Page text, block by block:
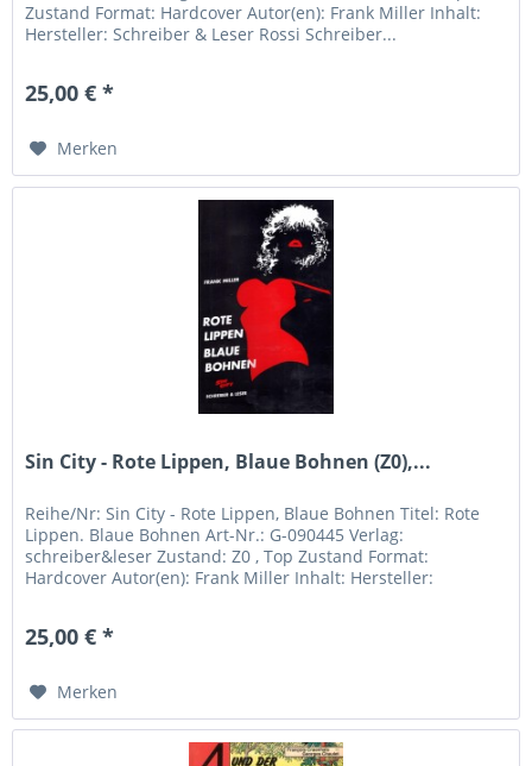
Zustand Format: Hardcover Autor(en): Frank Miller Inhalt:
Hersteller: Schreiber & Leser Rossi Schreiber...
25,00 € *
Merken
Sin City - Rote Lippen, Blaue Bohnen (Z0),...
Reihe/Nr: Sin City - Rote Lippen, Blaue Bohnen Titel: Rote
Lippen. Blaue Bohnen Art-Nr.: G-090445 Verlag:
schreiber&leser Zustand: Z0 , Top Zustand Format:
Hardcover Autor(en): Frank Miller Inhalt: Hersteller:
25,00 € *
Merken